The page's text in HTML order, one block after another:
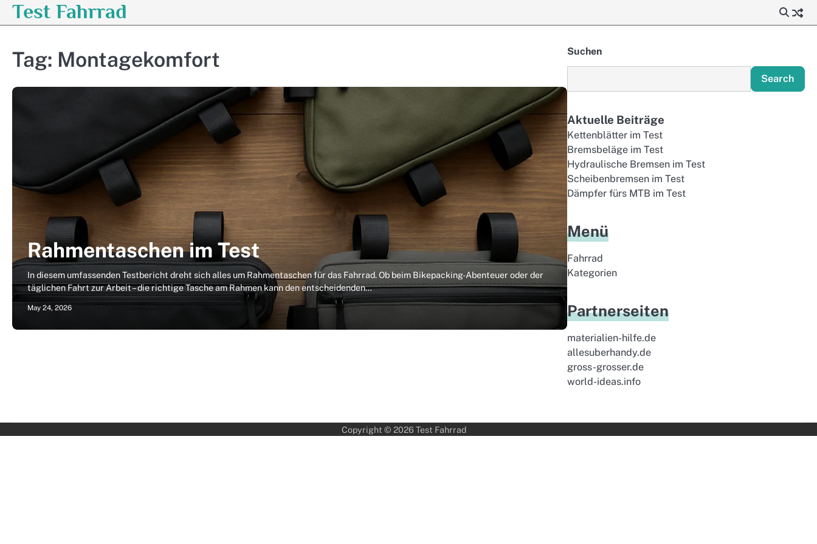
SkipTest Fahrrad
Tag: Montagekomfort
Rahmentaschen im Test
In diesem umfassenden Testbericht dreht sich alles um Rahmentaschen für das Fahrrad. Ob beim Bikepacking-Abenteuer oder der
täglichen Fahrt zur Arbeit – die richtige Tasche am Rahmen kann den entscheidenden…
May 24, 2026
Suchen
Search
Aktuelle Beiträge
Kettenblätter im Test
Bremsbeläge im Test
Hydraulische Bremsen im Test
Scheibenbremsen im Test
Dämpfer fürs MTB im Test
Menü
Fahrrad
Kategorien
Partnerseiten
materialien-hilfe.de
allesuberhandy.de
gross-grosser.de
world-ideas.info
Copyright © 2026 Test Fahrrad